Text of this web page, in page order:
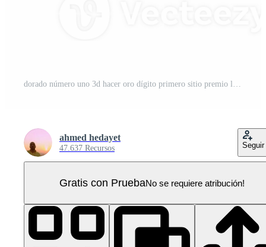
dorado número uno 3d hacer oro dígito primero sitio premio lujo prima éxito victoria campeón PNG Pro
ahmed hedayet
47.637 Recursos Seguir
Gratis con PruebaNo se requiere atribución!